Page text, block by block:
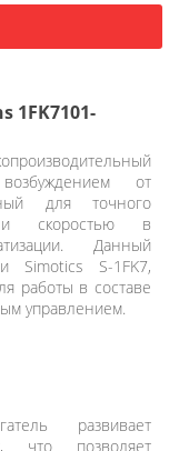
1FK7101-
от
для точного
и скоростью в
Данный
Simotics S-1FK7,
работы в составе
управлением.
развивает
что позволяет